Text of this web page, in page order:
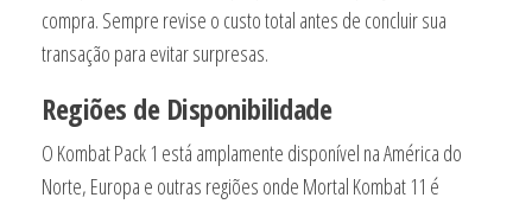
compra. Sempre revise o custo total antes de concluir sua
transação para evitar surpresas.
Regiões de Disponibilidade
O Kombat Pack 1 está amplamente disponível na América do
Norte, Europa e outras regiões onde Mortal Kombat 11 é